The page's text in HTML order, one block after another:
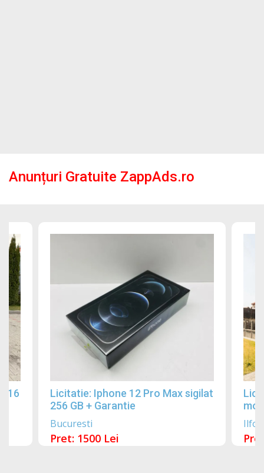
Anunțuri Gratuite ZappAds.ro
Licitatie: Iphone 12 Pro Max sigilat
256 GB + Garantie
Bucuresti
Pret: 1500 Lei
Ilfov